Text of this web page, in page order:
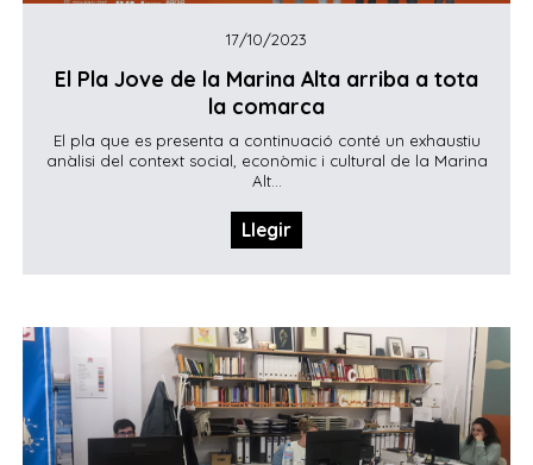
17/10/2023
El Pla Jove de la Marina Alta arriba a tota
la comarca
El pla que es presenta a continuació conté un exhaustiu
anàlisi del context social, econòmic i cultural de la Marina
Alt...
Llegir